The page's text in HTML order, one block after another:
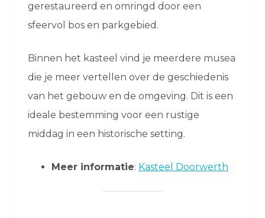
gerestaureerd en omringd door een
sfeervol bos en parkgebied.
Binnen het kasteel vind je meerdere musea
die je meer vertellen over de geschiedenis
van het gebouw en de omgeving. Dit is een
ideale bestemming voor een rustige
middag in een historische setting.
Meer informatie: Kasteel Doorwerth